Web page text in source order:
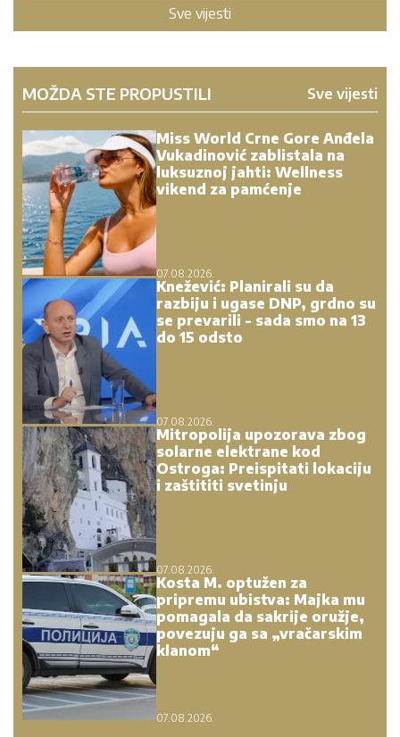
Sve vijesti
MOŽDA STE PROPUSTILI Sve vijesti
Miss World Crne Gore Anđela
Vukadinović zablistala na
luksuznoj jahti: Wellness
vikend za pamćenje
07.08.2026.
Knežević: Planirali su da
razbiju i ugase DNP, grdno su
se prevarili - sada smo na 13
do 15 odsto
07.08.2026.
Mitropolija upozorava zbog
solarne elektrane kod
Ostroga: Preispitati lokaciju
i zaštititi svetinju
07.08.2026.
Kosta M. optužen za
pripremu ubistva: Majka mu
pomagala da sakrije oružje,
povezuju ga sa „vračarskim
klanom“
07.08.2026.